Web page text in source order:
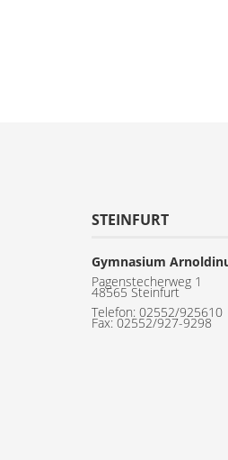
STEINFURT
Gymnasium
Pagenstecherweg 1
48565 Steinfurt
Telefon: 02552/925610
Fax: 02552/927-9298